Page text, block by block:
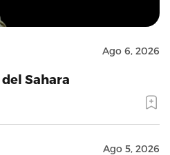
Ago 6, 2026
Sahara
Ago 5, 2026